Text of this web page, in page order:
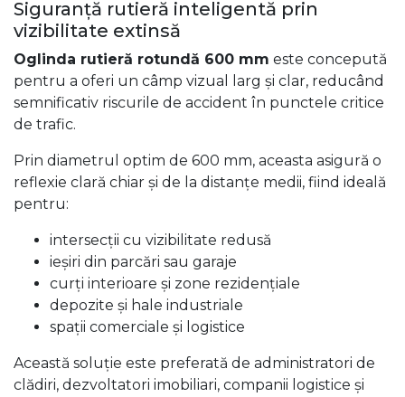
Siguranță rutieră inteligentă prin
vizibilitate extinsă
Oglinda rutieră rotundă 600 mm este concepută
pentru a oferi un câmp vizual larg și clar, reducând
semnificativ riscurile de accident în punctele critice
de trafic.
Prin diametrul optim de 600 mm, aceasta asigură o
reflexie clară chiar și de la distanțe medii, fiind ideală
pentru:
intersecții cu vizibilitate redusă
ieșiri din parcări sau garaje
curți interioare și zone rezidențiale
depozite și hale industriale
spații comerciale și logistice
Această soluție este preferată de administratori de
clădiri, dezvoltatori imobiliari, companii logistice și